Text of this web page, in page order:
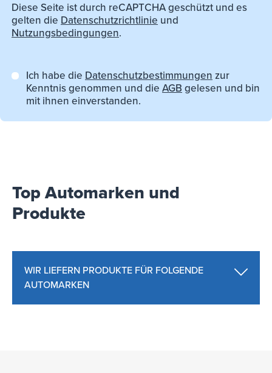
Diese Seite ist durch reCAPTCHA geschützt und es
gelten die Datenschutzrichtlinie und
Nutzungsbedingungen.
Ich habe die Datenschutzbestimmungen zur
Kenntnis genommen und die AGB gelesen und bin
mit ihnen einverstanden.
Top Automarken und
Produkte
WIR LIEFERN PRODUKTE FÜR FOLGENDE
AUTOMARKEN